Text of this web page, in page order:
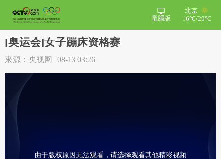
北京
16℃/29℃
電腦版
[奥运会]女子蹦床资格赛
來源：央视网 08-13 03:26
由于版权原因无法观看，请选择观看其他精彩视频